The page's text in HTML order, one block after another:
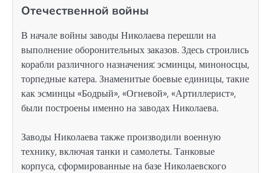
Отечественной войны
В начале войны заводы Николаева перешли на
выполнение оборонительных заказов. Здесь строились
корабли различного назначения: эсминцы, миноносцы,
торпедные катера. Знаменитые боевые единицы, такие
как эсминцы «Бодрый», «Огневой», «Артиллерист»,
были построены именно на заводах Николаева.
Заводы Николаева также производили военную
технику, включая танки и самолеты. Танковые
корпуса, сформированные на базе Николаевского